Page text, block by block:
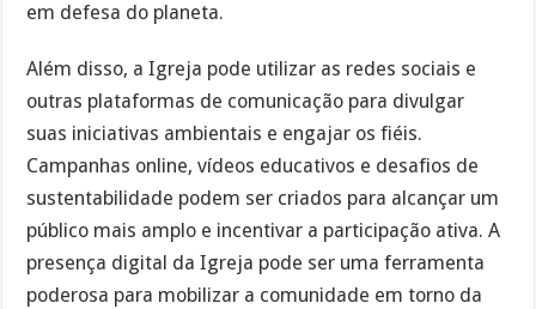
em defesa do planeta.
Além disso, a Igreja pode utilizar as redes sociais e
outras plataformas de comunicação para divulgar
suas iniciativas ambientais e engajar os fiéis.
Campanhas online, vídeos educativos e desafios de
sustentabilidade podem ser criados para alcançar um
público mais amplo e incentivar a participação ativa. A
presença digital da Igreja pode ser uma ferramenta
poderosa para mobilizar a comunidade em torno da